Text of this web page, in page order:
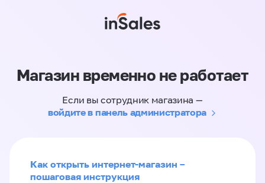
Магазин временно не работает
Если вы сотрудник магазина —
войдите в панель администратора
Как открыть интернет-магазин –
пошаговая инструкция